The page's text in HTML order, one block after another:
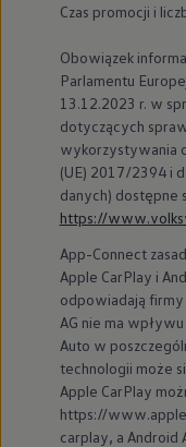
Czas promocji i
Obowiązek
Parlamentu
13.12.2023 r. w
dotyczących
wykorzystywania
(UE) 2017/2394 i
danych) dostępne
https://
App-Connect
Apple CarPlay i
odpowiadają firmy
AG nie ma
Auto w
technologii może
Apple CarPlay
https://
carplay, a Android